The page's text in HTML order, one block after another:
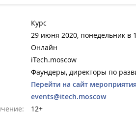
Курс
29 июня 2020, понедельник в
Онлайн
iTech.moscow
Фаундеры, директоры по
Перейти на сайт мероприятия
events@itech.moscow
12+